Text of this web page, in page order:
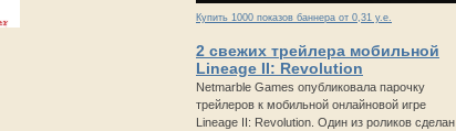
Купить 1000 показов баннера от 0,31 у.е.
2 свежих трейлера мобильной
Lineage II: Revolution
Netmarble Games опубликовала парочку
трейлеров к мобильной онлайновой игре
Lineage II: Revolution. Один из роликов сделан